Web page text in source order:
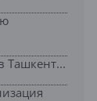
Ташкент...